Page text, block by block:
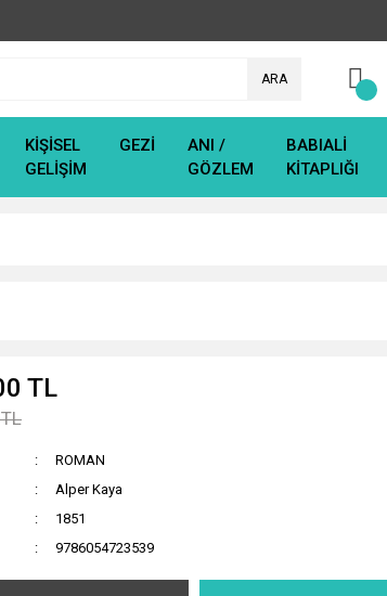
ARA
KİŞİSEL
GELİŞİM
GEZİ
ANI /
GÖZLEM
BABIALİ
KİTAPLIĞI
TL
ROMAN
Alper Kaya
1851
9786054723539